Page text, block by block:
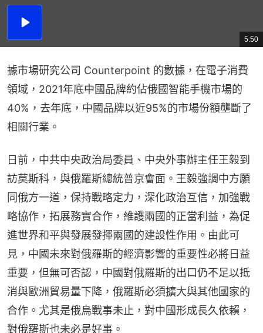
播
總
共
5:50
據市場研究公司 Counterpoint 的數據，在電子消費
領域，2021年底中國品牌約佔俄國智能手機市場的
40%，去年底，中國品牌以近95%的市場份額壟斷了
相關行業。
日前，中共中央政治局委員、中央外事辦主任王毅到
訪莫斯科，與俄羅斯總統普京會面。王毅強調中方願
同俄方一道，保持戰略定力，深化政治互信，加強戰
略協作，拓展務實合作，維護兩國的正當利益，為促
進世界和平與發展發揮兩國的建設性作用。由此可
見，中國未來對俄羅斯的經濟影響的重要性必將日益
重要，但無可否認，中國對俄羅斯的出口仍不足以抵
消與歐洲貿易量下降，俄羅斯必須擴大與其他國家的
合作。尤其是俄烏戰事未止，對中國形成長久依賴，
對俄羅斯也未必是好事。